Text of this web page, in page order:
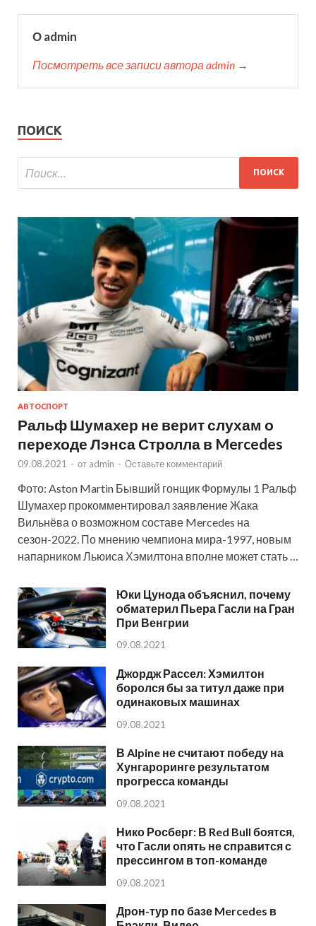
О admin
Посмотреть все записи автора admin →
ПОИСК
АВТОСПОРТ
Ральф Шумахер не верит слухам о
переходе Лэнса Стролла в Mercedes
09.08.2021 - от admin - Оставьте комментарий
Фото: Aston Martin Бывший гонщик Формулы 1 Ральф
Шумахер прокомментировал заявление Жака
Вильнёва о возможном составе Mercedes на
сезон-2022. По мнению чемпиона мира-1997, новым
напарником Льюиса Хэмилтона вполне может стать …
Юки Цунода объяснил, почему
обматерил Пьера Гасли на Гран
При Венгрии
09.08.2021
Джордж Рассел: Хэмилтон
боролся бы за титул даже при
одинаковых машинах
09.08.2021
В Alpine не считают победу на
Хунгароринге результатом
прогресса команды
09.08.2021
Нико Росберг: В Red Bull боятся,
что Гасли опять не справится с
прессингом в топ-команде
09.08.2021
Дрон-тур по базе Mercedes в